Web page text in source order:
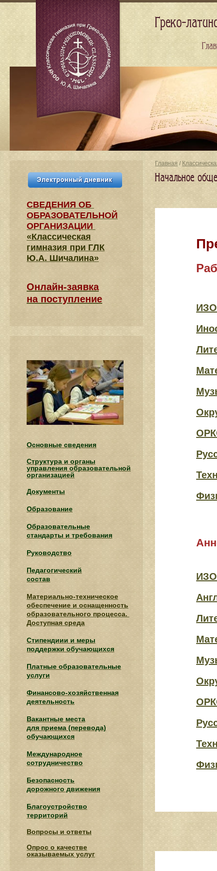
Главная /
Начальное
ИЗО
ИЗО
СВЕДЕНИЯ​ ОБ
ОБРАЗОВАТЕЛЬНОЙ
ОРГАНИЗАЦИИ
«Классическая
гимназия при ГЛК
Ю.А. Шичалина»
Онлайн-заявка
на поступление
Основные сведения
Структура и органы
управления образовательной
организацией
Документы
Образование
Образовательные
стандарты и требования
Руководство
Педагогический
состав
Материально-техническое
обеспечение и оснащенность
образовательного процесса.
Доступная среда
Стипендиии и меры
поддержки обучающихся
Платные образовательные
услуги
Финансово-хозяйственная
деятельность
Вакантные места
для приема (перевода)
обучающихся
Международное
сотрудничество
Безопасность
дорожного движения
Благоустройство
территорий
Вопросы и ответы
Опрос о качестве
оказываемых услуг
Греко-